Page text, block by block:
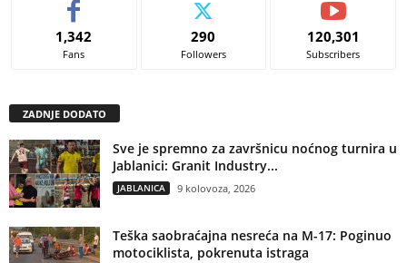
1,342
Fans
290
Followers
120,301
Subscribers
ZADNJE DODATO
Sve je spremno za završnicu noćnog turnira u
Jablanici: Granit Industry...
JABLANICA 9 kolovoza, 2026
Teška saobraćajna nesreća na M-17: Poginuo
motociklista, pokrenuta istraga